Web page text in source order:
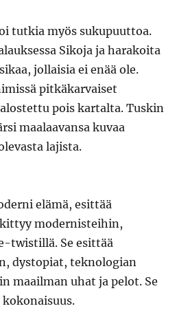
tutkia myös sukupuuttoa.
Sikoja ja harakoita
jollaisia ei enää ole.
pitkäkarvaiset
pois kartalta. Tuskin
maalaavansa kuvaa
lajista.
elämä, esittää
modernisteihin,
twistillä. Se esittää
dystopiat, teknologian
maailman uhat ja pelot. Se